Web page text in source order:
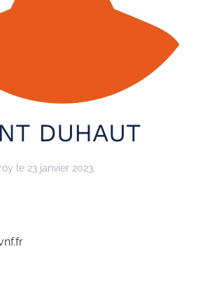
DUHAUT
le 23 janvier 2023.